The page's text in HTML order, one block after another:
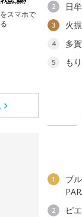
スマホで
2 日
3 火
4 多
5
も
1
ブ
2 ピ